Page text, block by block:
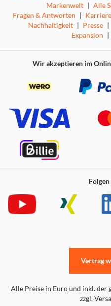
Markenwelt | Alle
Fragen & Antworten |
Nachhaltigkeit | Presse |
Expansion |
Wir akzeptieren im
Folgen
Alle Preise in Euro und inkl. der
zzgl.
Vertrag